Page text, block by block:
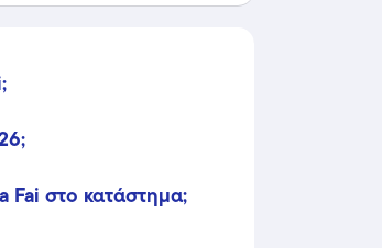
στο κατάστημα;